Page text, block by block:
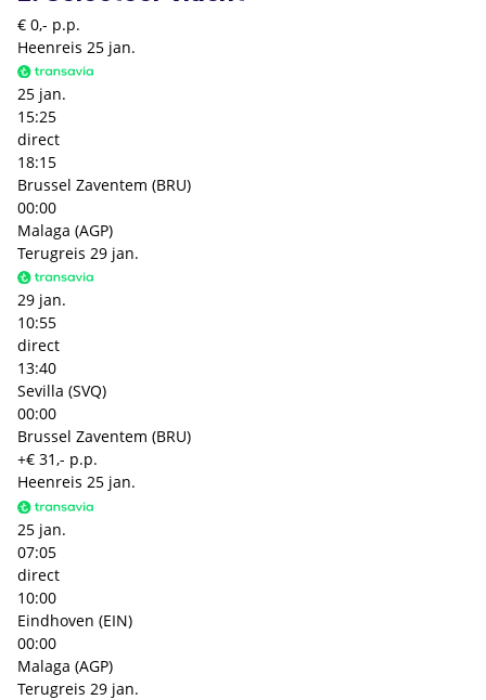
€ 0,- p.p.
Heenreis 25 jan.
25 jan.
15:25
direct
18:15
Brussel Zaventem (BRU)
00:00
Malaga (AGP)
Terugreis 29 jan.
29 jan.
10:55
direct
13:40
Sevilla (SVQ)
00:00
Brussel Zaventem (BRU)
+€ 31,- p.p.
Heenreis 25 jan.
25 jan.
07:05
direct
10:00
Eindhoven (EIN)
00:00
Malaga (AGP)
Terugreis 29 jan.